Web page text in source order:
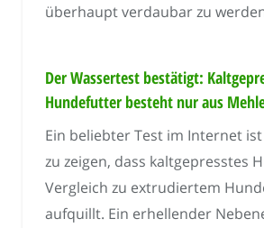
überhaupt verdaubar zu
Der Wassertest bestätigt:
Hundefutter besteht nur aus
Ein beliebter Test im Internet
zu zeigen, dass kaltgepresstes
Vergleich zu extrudiertem
aufquillt. Ein erhellender